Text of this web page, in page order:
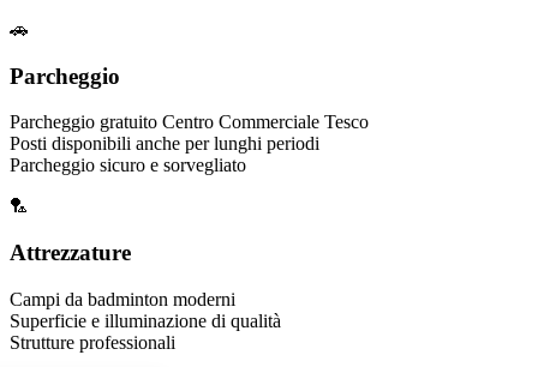
🚗
Parcheggio
Parcheggio gratuito Centro Commerciale Tesco
Posti disponibili anche per lunghi periodi
Parcheggio sicuro e sorvegliato
🏸
Attrezzature
Campi da badminton moderni
Superficie e illuminazione di qualità
Strutture professionali